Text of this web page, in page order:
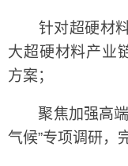
针对超硬材料
大超硬材料产业
方案；
聚焦加强高端
气候”专项调研，